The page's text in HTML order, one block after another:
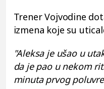
Trener Vojvodine
izmena koje su
"Aleksa je ušao u
da je pao u nekom
minuta prvog